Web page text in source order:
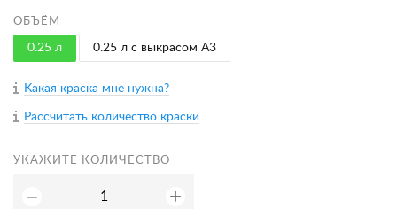
ОБЪЁМ
0.25 л 0.25 л с выкрасом A3
Какая краска мне нужна?
Рассчитать количество краски
УКАЖИТЕ КОЛИЧЕСТВО
− +